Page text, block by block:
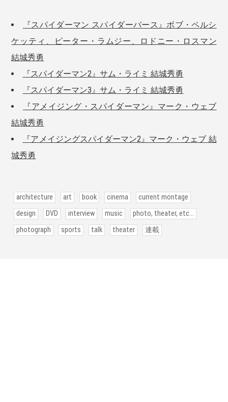
『スパイダーマン スパイダーバース』ボブ・ペルシ
ケッティ、ピーター・ラムジー、ロドニー・ロスマン
結城秀勇
『スパイダーマン2』サム・ライミ 結城秀勇
『スパイダーマン3』サム・ライミ 結城秀勇
『アメイジング・スパイダーマン』マーク・ウェブ
結城秀勇
『アメイジングスパイダーマン2』マーク・ウェブ 結
城秀勇
architecture art book cinema
current montage
design
DVD interview music
photo, theater, etc...
photograph
sports talk theater 連載